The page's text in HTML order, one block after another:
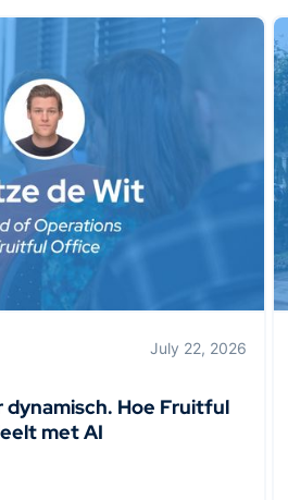
July 22, 2026
dynamisch. Hoe Fruitful
met AI